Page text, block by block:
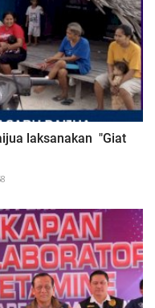
laksanakan "Giat